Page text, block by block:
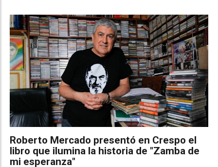
Roberto Mercado presentó en Crespo el
libro que ilumina la historia de "Zamba de
mi esperanza"